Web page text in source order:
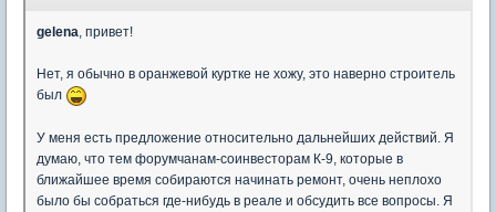
gelena, привет!
Нет, я обычно в оранжевой куртке не хожу, это наверно строитель
был
У меня есть предложение относительно дальнейших действий. Я
думаю, что тем форумчанам-соинвесторам К-9, которые в
ближайшее время собираются начинать ремонт, очень неплохо
было бы собраться где-нибудь в реале и обсудить все вопросы. Я